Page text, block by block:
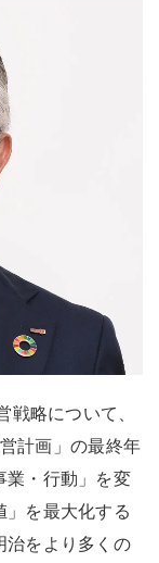
戦略について、
計画」の最終年
業・行動」を変
」を最大化する
治をより多くの